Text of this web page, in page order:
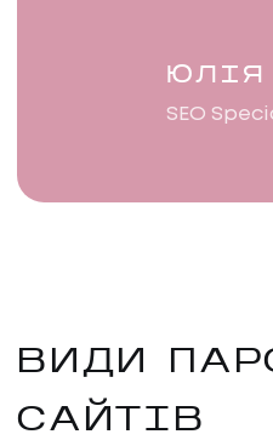
ЮЛІЯ
SEO
ВИДИ
САЙТІВ